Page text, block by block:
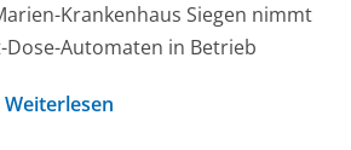
Krankenhaus Siegen nimmt
Dose-Automaten in Betrieb
Weiterlesen